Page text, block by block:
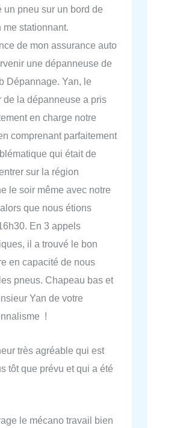
un pneu sur un bord de
me stationnant.
de mon assurance auto
une dépanneuse de
Dépannage. Yan, le
de la dépanneuse a pris
en charge notre
comprenant parfaitement
qui était de
sur la région
le soir même avec notre
que nous étions
En 3 appels
il a trouvé le bon
en capacité de nous
pneus. Chapeau bas et
Yan de votre
!
très agréable qui est
tôt que prévu et qui a été
le mécano travail bien